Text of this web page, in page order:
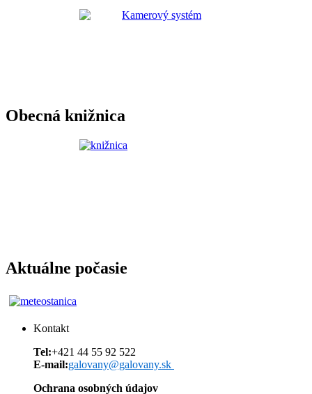
Obecná knižnica
Aktuálne počasie
Kontakt
Tel:+421 44 55 92 522
E-mail:galovany@galovany.sk
Ochrana osobných údajov